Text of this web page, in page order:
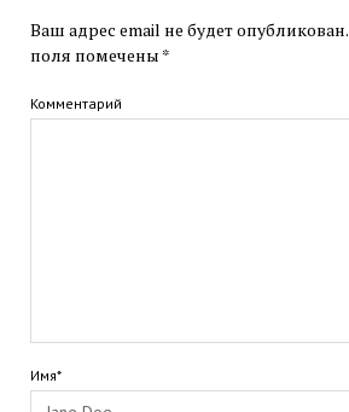
Ваш адрес email не будет опубликован.
поля помечены *
Комментарий
Имя*